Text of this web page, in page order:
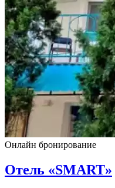
Онлайн бронирование
Отель «SMART»